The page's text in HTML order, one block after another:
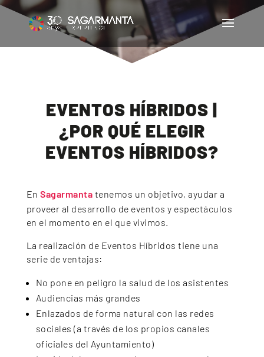
EVENTOS HÍBRIDOS |
¿POR QUÉ ELEGIR
EVENTOS HÍBRIDOS?
EnSagarmanta tenemos un objetivo, ayudar a
proveer al desarrollo de eventos y espectáculos
en el momento en el que vivimos.
La realización de Eventos Híbridos tiene una
serie de ventajas:
No pone en peligro la salud de los asistentes
Audiencias más grandes
Enlazados de forma natural con las redes
sociales (a través de los propios canales
oficiales del Ayuntamiento)